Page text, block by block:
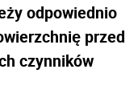
odpowiednio
przed
czynników